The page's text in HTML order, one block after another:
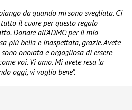
da quando mi sono svegliata. Ci
il cuore per questo regalo
Donare all’ADMO per il mio
più bella e inaspettata, grazie. Avete
onorata e orgogliosa di essere
voi. Vi amo. Mi avete resa la
oggi, vi voglio bene”.